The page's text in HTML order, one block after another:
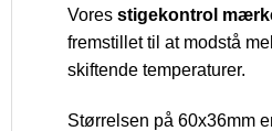
Vores stigekontrol
fremstillet til at modstå
skiftende temperaturer.
Størrelsen på 60x36mm